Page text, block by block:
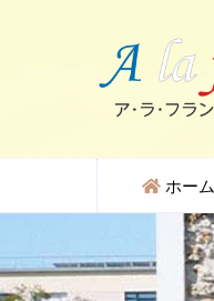
ホーム